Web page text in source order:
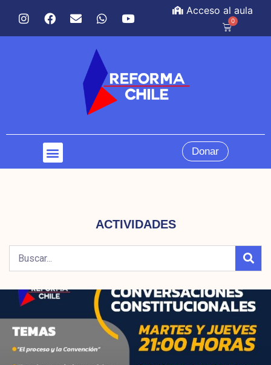
Acceso al aula
0
Donar
ACTIVIDADES